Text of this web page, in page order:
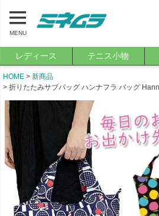
MENU
レディース テニス小物
HOME
新商品
折りたたみサブバッグ ハンナフラ バッグ